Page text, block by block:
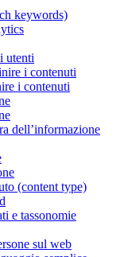
keywords)
utenti
i contenuti
i contenuti
dell’informazione
(content type)
e tassonomie
sul web